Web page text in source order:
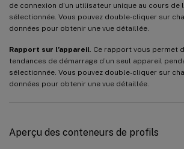
de connexion d’un utilisateur unique au cours de
sélectionnée. Vous pouvez double-cliquer sur
données pour obtenir une vue détaillée.
Rapport sur l’appareil . Ce rapport vous permet
tendances de démarrage d’un seul appareil
sélectionnée. Vous pouvez double-cliquer sur
données pour obtenir une vue détaillée.
Aperçu des conteneurs de profils